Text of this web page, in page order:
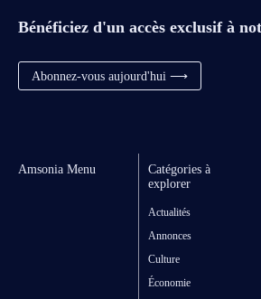
Bénéficiez d'un accès exclusif à
Abonnez-vous aujourd'hui ⟶
Amsonia Menu
Catégories à
explorer
Actualités
Annonces
Culture
Économie